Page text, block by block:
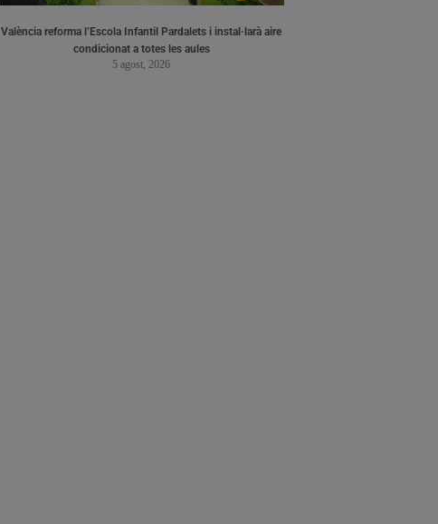
València reforma l’Escola Infantil Pardalets i instal·larà aire
condicionat a totes les aules
5 agost, 2026